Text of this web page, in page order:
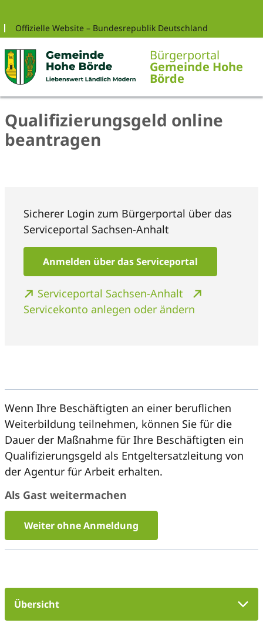
Offizielle Website – Bundesrepublik Deutschland
Bürgerportal
Gemeinde Hohe
Börde
Qualifizierungsgeld online
beantragen
Sicherer Login zum Bürgerportal über das
Serviceportal Sachsen-Anhalt
Anmelden über das Serviceportal
Serviceportal Sachsen-Anhalt
Servicekonto anlegen oder ändern
Wenn Ihre Beschäftigten an einer beruflichen
Weiterbildung teilnehmen, können Sie für die
Dauer der Maßnahme für Ihre Beschäftigten ein
Qualifizierungsgeld als Entgeltersatzleitung von
der Agentur für Arbeit erhalten.
Als Gast weitermachen
Weiter ohne Anmeldung
Übersicht